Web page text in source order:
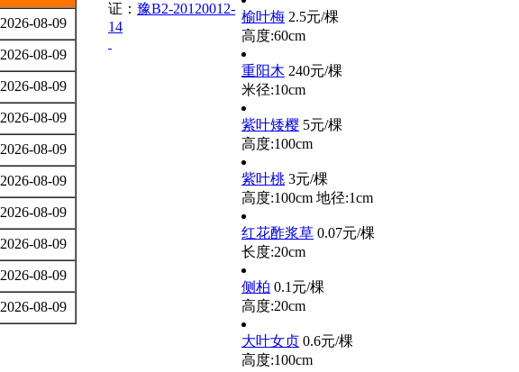
2026-08-09
2026-08-09
2026-08-09
2026-08-09
2026-08-09
2026-08-09
2026-08-09
2026-08-09
2026-08-09
2026-08-09
榆叶梅 2.5元/棵
高度:60cm
重阳木 240元/棵
米径:10cm
紫叶矮樱 5元/棵
高度:100cm
紫叶桃 3元/棵
高度:100cm 地径:1cm
红花酢浆草 0.07元/棵
长度:20cm
侧柏 0.1元/棵
高度:20cm
大叶女贞 0.6元/棵
高度:100cm
证： 豫B2-20120012-
14